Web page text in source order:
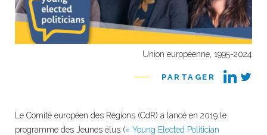
Union européenne, 1995-2024
PARTAGER
Le Comité européen des Régions (CdR) a lancé en 2019 le
programme des Jeunes élus (« Young Elected Politician